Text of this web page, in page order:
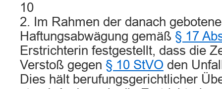
10
2. Im Rahmen der danach
Haftungsabwägung gemäß § 17
Erstrichterin festgestellt, dass die
Verstoß gegen § 10 StVO den
Dies hält berufungsgerichtlicher